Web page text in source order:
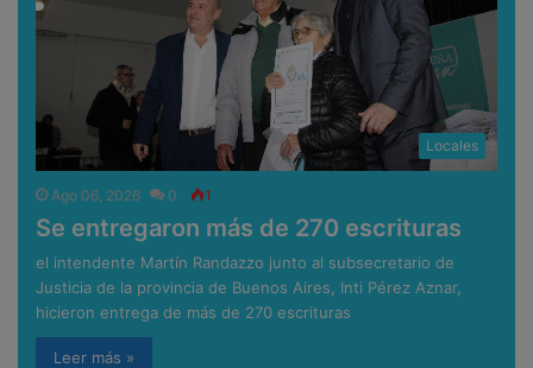
Locales
Ago 06, 2026 0 1
Se entregaron más de 270 escrituras
el intendente Martín Randazzo junto al subsecretario de
Justicia de la provincia de Buenos Aires, Inti Pérez Aznar,
hicieron entrega de más de 270 escrituras
Leer más »